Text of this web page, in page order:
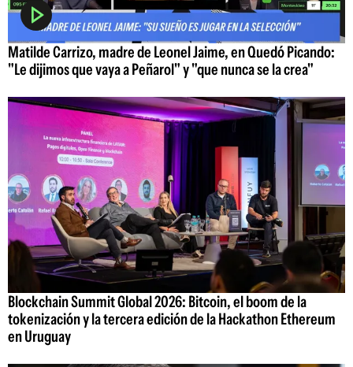
Matilde Carrizo, madre de Leonel Jaime, en Quedó Picando:
"Le dijimos que vaya a Peñarol" y "que nunca se la crea"
Blockchain Summit Global 2026: Bitcoin, el boom de la
tokenización y la tercera edición de la Hackathon Ethereum
en Uruguay